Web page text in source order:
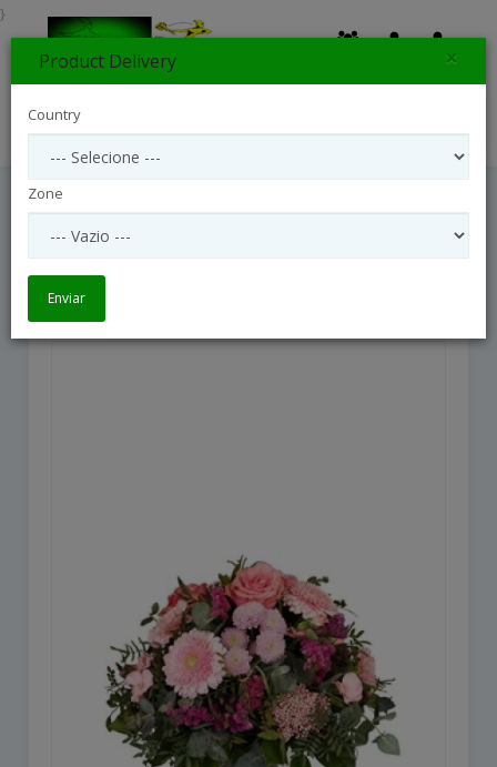
Bouquet Fairy Tale In Pink
}
Product Delivery ×
Country
Zone
Enviar